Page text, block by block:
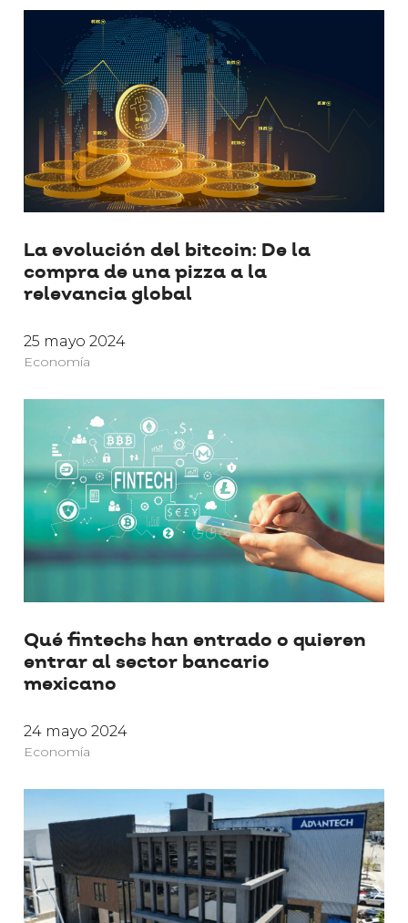
La evolución del bitcoin: De la
compra de una pizza a la
relevancia global
25 mayo 2024
Economía
Qué fintechs han entrado o quieren
entrar al sector bancario
mexicano
24 mayo 2024
Economía